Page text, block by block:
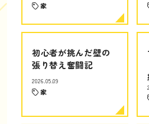
家
初心者が挑んだ壁の
張り替え奮闘記
2026.05.09
家